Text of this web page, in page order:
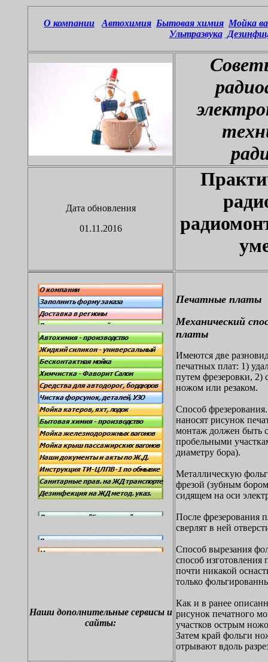
О компании Автохимия Бытовая химия Мойка
Ультразвука
Дата обновления
01.11.2016
Наши дополнительные сервисы и
сайты:
Печатные платы
Механический
платы
Имеются две
печатных плат: 1)
путем фрезеровки, 2)
ножом или резаком.
Способ
наносят рисунок
монтаж должен быть
пробельными
диаметру бора).
Металлическую
фрезой (зубным
сидящем на оси
После фрезерования
сверлят в ней
Способ вырезания
способ изготовления
почти никакой
только
Как и в ранее
рисунок печатного
участков острым
Затем край фольги
отрывают вдоль